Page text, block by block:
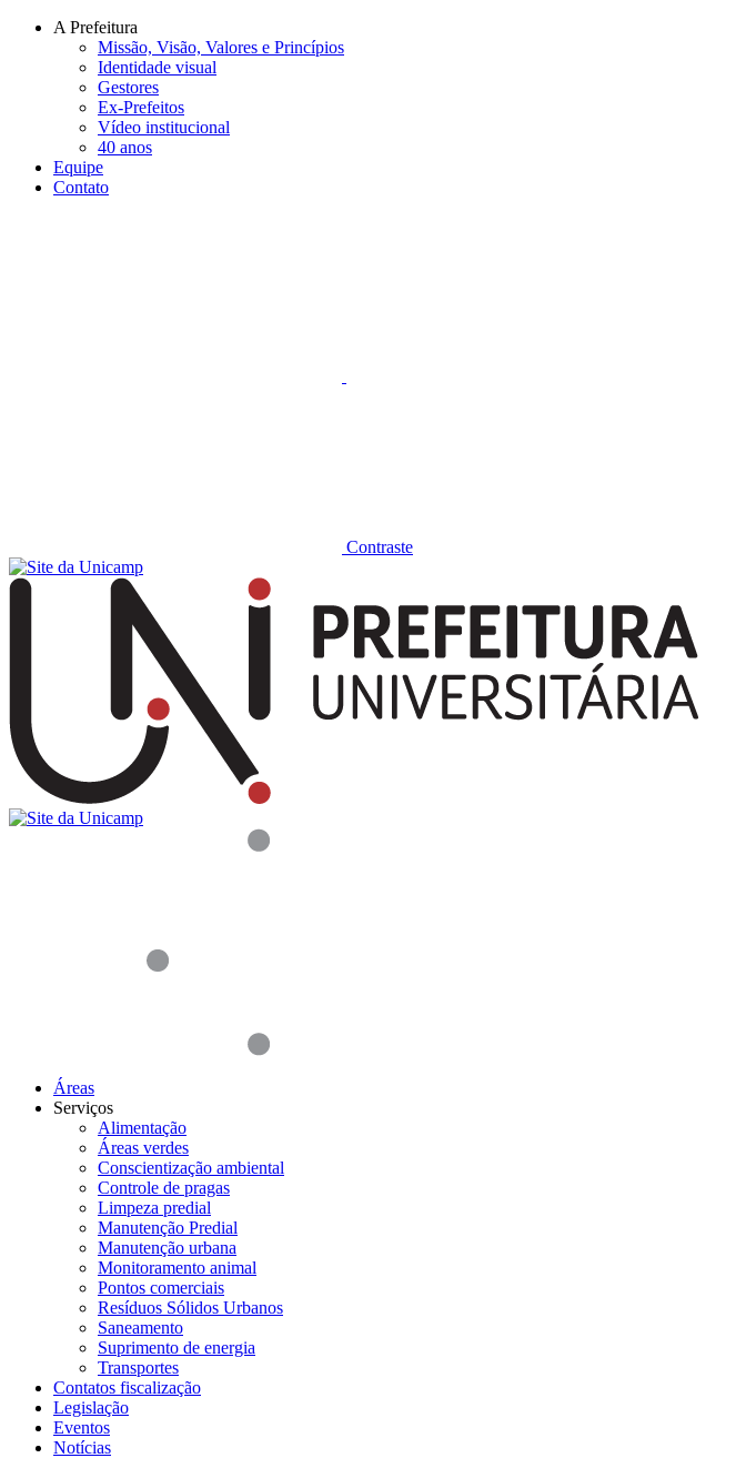
Conteúdo principal
A Prefeitura
Missão, Visão, Valores e Princípios
Identidade visual
Gestores
Ex-Prefeitos
Vídeo institucional
40 anos
Equipe
Contato
Contraste
Áreas
Serviços
Alimentação
Áreas verdes
Conscientização ambiental
Controle de pragas
Limpeza predial
Manutenção Predial
Manutenção urbana
Monitoramento animal
Pontos comerciais
Resíduos Sólidos Urbanos
Saneamento
Suprimento de energia
Transportes
Contatos fiscalização
Legislação
Eventos
Notícias